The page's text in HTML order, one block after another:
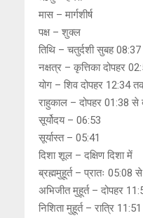
मास – मार्गशीर्ष
पक्ष – शुक्ल
तिथि – चतुर्दशी सुबह 08:37
नक्षत्र – कृत्तिका दोपहर
योग – शिव दोपहर 12:34
राहुकाल – दोपहर 01:38
सूर्योदय – 06:53
सूर्यास्त – 05:41
दिशा शूल – दक्षिण दिशा में
ब्रह्ममुहूर्त – प्रातः 05:08
अभिजीत मुहूर्त – दोपहर
निशिता मुहूर्त – रात्रि